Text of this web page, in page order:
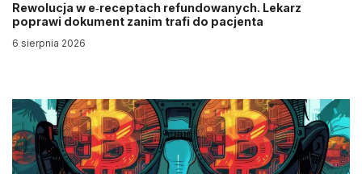
Rewolucja w e‑receptach refundowanych. Lekarz
poprawi dokument zanim trafi do pacjenta
6 sierpnia 2026